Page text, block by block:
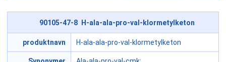
90105-47-8 H-ala-ala-pro-val-klormetylketon
produktnavn H-ala-ala-pro-val-klormetylketon